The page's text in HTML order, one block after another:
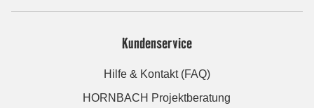
Kundenservice
Hilfe & Kontakt (FAQ)
HORNBACH Projektberatung